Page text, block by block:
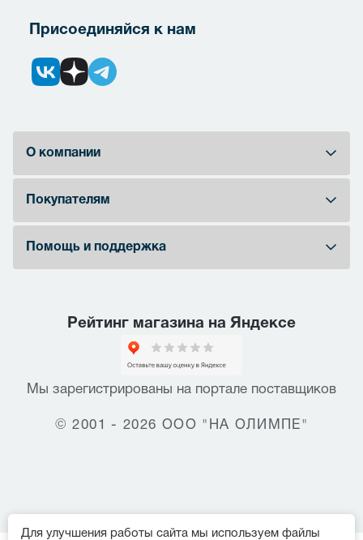
Присоединяйся к нам
О компании
Покупателям
Помощь и поддержка
Рейтинг магазина на Яндексе
Мы зарегистрированы на портале поставщиков
© 2001 - 2026 ООО "НА ОЛИМПЕ"
Для улучшения работы сайта мы используем файлы